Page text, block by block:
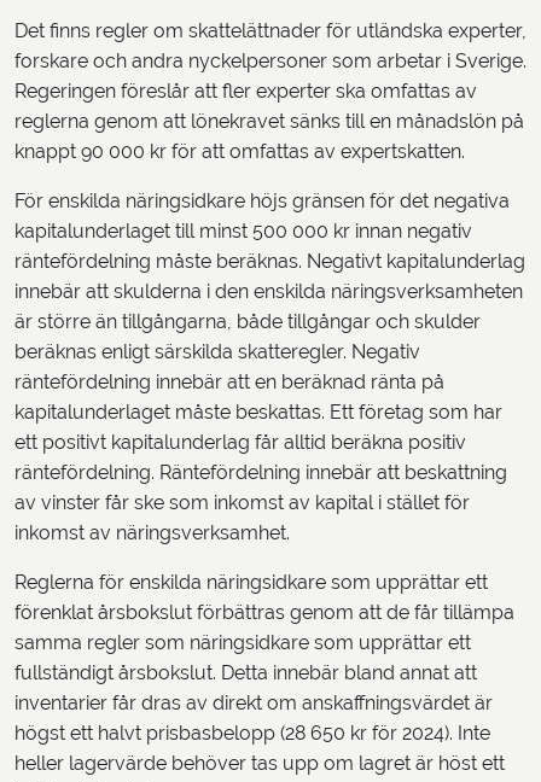
Det finns regler om skattelättnader för utländska experter,
forskare och andra nyckelpersoner som arbetar i Sverige.
Regeringen föreslår att fler experter ska omfattas av
reglerna genom att lönekravet sänks till en månadslön på
knappt 90 000 kr för att omfattas av expertskatten.
För enskilda näringsidkare höjs gränsen för det negativa
kapitalunderlaget till minst 500 000 kr innan negativ
räntefördelning måste beräknas. Negativt kapitalunderlag
innebär att skulderna i den enskilda näringsverksamheten
är större än tillgångarna, både tillgångar och skulder
beräknas enligt särskilda skatteregler. Negativ
räntefördelning innebär att en beräknad ränta på
kapitalunderlaget måste beskattas. Ett företag som har
ett positivt kapitalunderlag får alltid beräkna positiv
räntefördelning. Räntefördelning innebär att beskattning
av vinster får ske som inkomst av kapital i stället för
inkomst av näringsverksamhet.
Reglerna för enskilda näringsidkare som upprättar ett
förenklat årsbokslut förbättras genom att de får tillämpa
samma regler som näringsidkare som upprättar ett
fullständigt årsbokslut. Detta innebär bland annat att
inventarier får dras av direkt om anskaffningsvärdet är
högst ett halvt prisbasbelopp (28 650 kr för 2024). Inte
heller lagervärde behöver tas upp om lagret är höst ett